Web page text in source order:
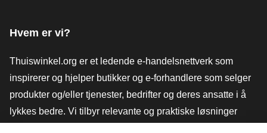
Hvem er vi?
Thuiswinkel.org er et ledende e-handelsnettverk som
inspirerer og hjelper butikker og e-forhandlere som selger
produkter og/eller tjenester, bedrifter og deres ansatte i å
lykkes bedre. Vi tilbyr relevante og praktiske løsninger